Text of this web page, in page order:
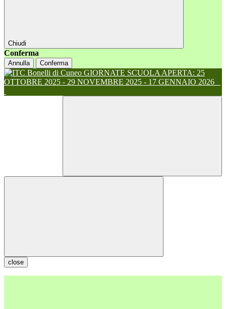
Chiudi
Conferma
Annulla Conferma
GIORNATE SCUOLA APERTA: 25
OTTOBRE 2025 - 29 NOVEMBRE 2025 - 17 GENNAIO 2026
close